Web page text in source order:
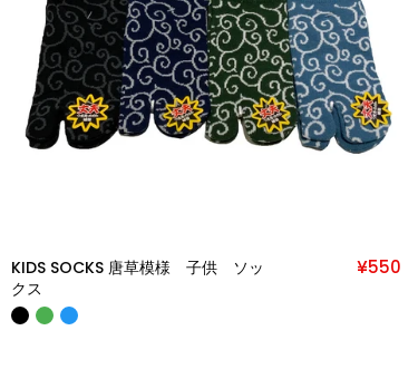
KIDS SOCKS 手裏剣 子供 ソック
ス
¥550